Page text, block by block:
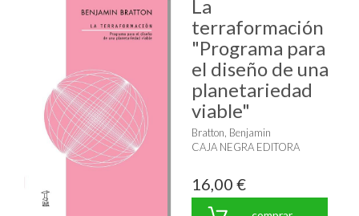
La
terraformación
"Programa para
el diseño de una
planetariedad
viable"
Bratton, Benjamin
CAJA NEGRA EDITORA
16,00 €